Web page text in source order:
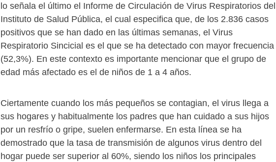
lo señala el último el Informe de Circulación de Virus Respiratorios del
Instituto de Salud Pública, el cual especifica que, de los 2.836 casos
positivos que se han dado en las últimas semanas, el Virus
Respiratorio Sincicial es el que se ha detectado con mayor frecuencia
(52,3%). En este contexto es importante mencionar que el grupo de
edad más afectado es el de niños de 1 a 4 años.
Ciertamente cuando los más pequeños se contagian, el virus llega a
sus hogares y habitualmente los padres que han cuidado a sus hijos
por un resfrío o gripe, suelen enfermarse. En esta línea se ha
demostrado que la tasa de transmisión de algunos virus dentro del
hogar puede ser superior al 60%, siendo los niños los principales